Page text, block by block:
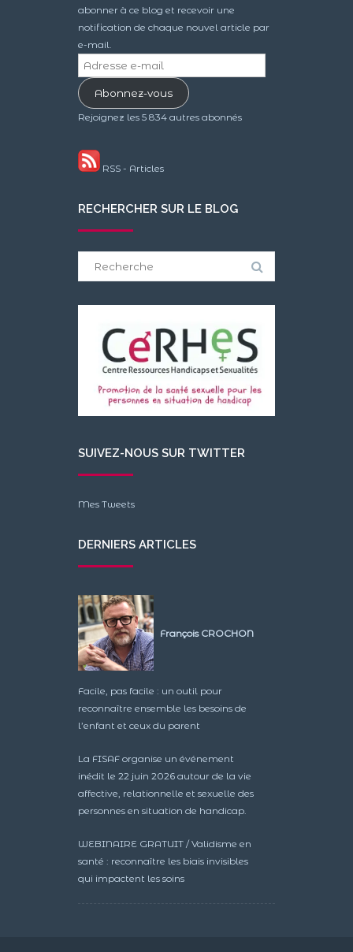
abonner à ce blog et recevoir une
notification de chaque nouvel article par
e-mail.
Adresse
e-
mailAbonnez-vous
Rejoignez les 5 834 autres abonnés
RSS - Articles
RECHERCHER SUR LE BLOG
SUIVEZ-NOUS SUR TWITTER
Mes Tweets
DERNIERS ARTICLES
François CROCHON
Facile, pas facile : un outil pour
reconnaître ensemble les besoins de
l’enfant et ceux du parent
La FISAF organise un événement
inédit le 22 juin 2026 autour de la vie
affective, relationnelle et sexuelle des
personnes en situation de handicap.
WEBINAIRE GRATUIT / Validisme en
santé : reconnaître les biais invisibles
qui impactent les soins